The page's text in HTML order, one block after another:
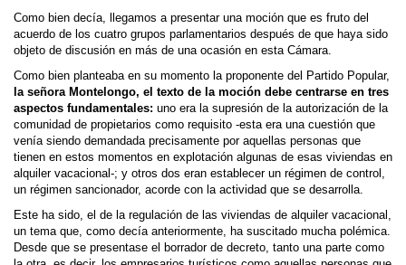
Como bien decía, llegamos a presentar una moción que es fruto del
acuerdo de los cuatro grupos parlamentarios después de que haya sido
objeto de discusión en más de una ocasión en esta Cámara.
Como bien planteaba en su momento la proponente del Partido Popular,
la señora Montelongo, el texto de la moción debe centrarse en tres
aspectos fundamentales: uno era la supresión de la autorización de la
comunidad de propietarios como requisito -esta era una cuestión que
venía siendo demandada precisamente por aquellas personas que
tienen en estos momentos en explotación algunas de esas viviendas en
alquiler vacacional-; y otros dos eran establecer un régimen de control,
un régimen sancionador, acorde con la actividad que se desarrolla.
Este ha sido, el de la regulación de las viviendas de alquiler vacacional,
un tema que, como decía anteriormente, ha suscitado mucha polémica.
Desde que se presentase el borrador de decreto, tanto una parte como